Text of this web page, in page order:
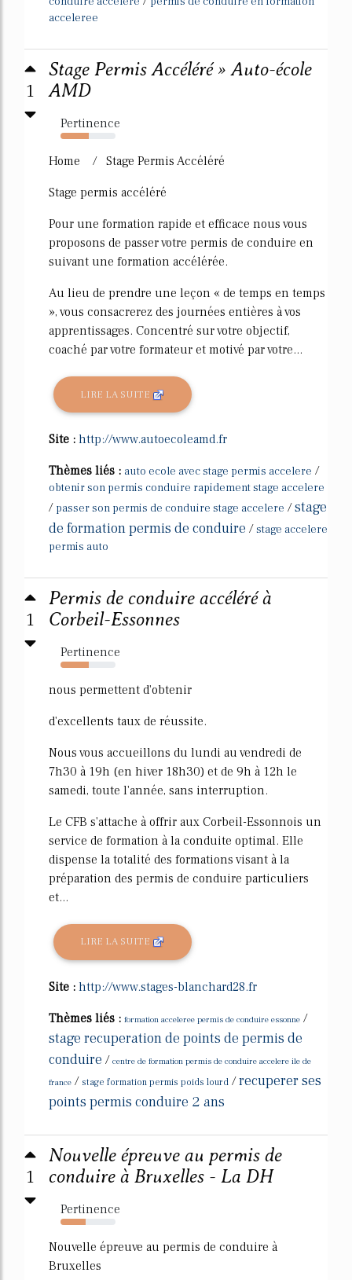
acceleree
1
Stage Permis Accéléré » Auto-école
AMD
Pertinence
52%
Home / Stage Permis Accéléré
Stage permis accéléré
Pour une formation rapide et efficace nous vous
proposons de passer votre permis de conduire en
suivant une formation accélérée.
Au lieu de prendre une leçon « de temps en temps
», vous consacrerez des journées entières à vos
apprentissages. Concentré sur votre objectif,
coaché par votre formateur et motivé par votre...
LIRE LA SUITE
Site : http://www.autoecoleamd.fr
Thèmes liés : auto ecole avec stage permis accelere /
obtenir son permis conduire rapidement stage accelere
/ passer son permis de conduire stage accelere /stage
de formation permis de conduire /stage accelere
permis auto
1
Permis de conduire accéléré à
Corbeil-Essonnes
Pertinence
51%
nous permettent d'obtenir
d'excellents taux de réussite.
Nous vous accueillons du lundi au vendredi de
7h30 à 19h (en hiver 18h30) et de 9h à 12h le
samedi, toute l'année, sans interruption.
Le CFB s'attache à offrir aux Corbeil-Essonnois un
service de formation à la conduite optimal. Elle
dispense la totalité des formations visant à la
préparation des permis de conduire particuliers
et...
LIRE LA SUITE
Site : http://www.stages-blanchard28.fr
Thèmes liés : formation acceleree permis de conduire essonne /
stage recuperation de points de permis de
conduire / centre de formation permis de conduire accelere ile de
france / stage formation permis poids lourd /recuperer ses
points permis conduire 2 ans
1
Nouvelle épreuve au permis de
conduire à Bruxelles - La DH
Pertinence
46%
Nouvelle épreuve au permis de conduire à
Bruxelles